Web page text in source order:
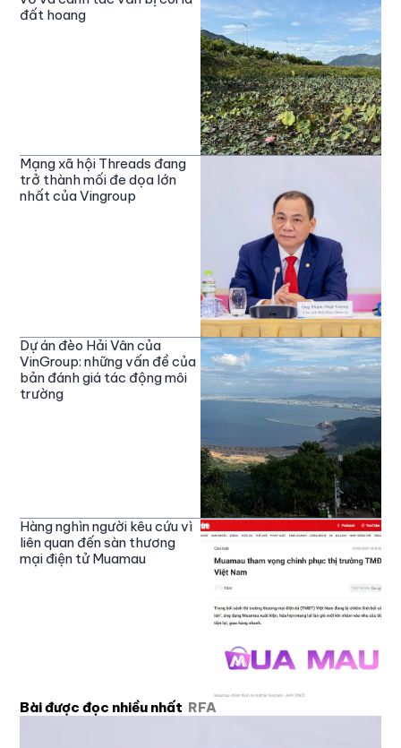
đất hoang
Mạng xã hội Threads đang
trở thành mối đe dọa lớn
nhất của Vingroup
Dự án đèo Hải Vân của
VinGroup: những vấn đề của
bản đánh giá tác động môi
trường
Hàng nghìn người kêu cứu vì
liên quan đến sàn thương
mại điện tử Muamau
Bài được đọc nhiều nhất RFA